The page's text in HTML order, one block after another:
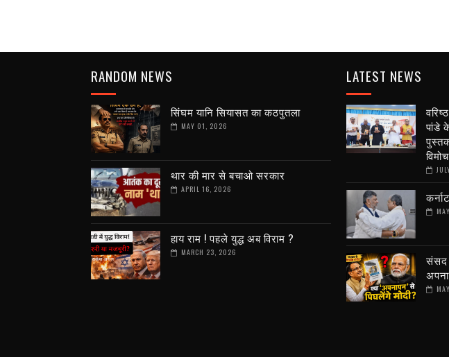
RANDOM NEWS
सिंघम यानि सियासत का कठपुतला
MAY 01, 2026
थार की मार से बचाओ सरकार
APRIL 16, 2026
हाय राम ! पहले युद्ध अब विराम ?
MARCH 23, 2026
LATEST NEWS
पांडे
संसद